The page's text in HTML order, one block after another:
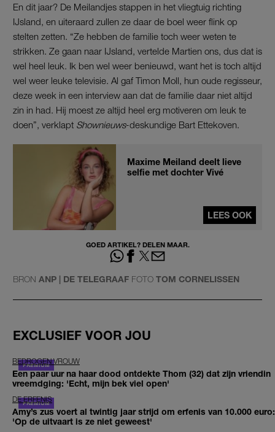
En dit jaar? De Meilandjes stappen in het vliegtuig richting
IJsland, en uiteraard zullen ze daar de boel weer flink op
stelten zetten. “Ze hebben de familie toch weer weten te
strikken. Ze gaan naar IJsland, vertelde Martien ons, dus dat is
wel heel leuk. Ik ben wel weer benieuwd, want het is toch altijd
wel weer leuke televisie. Al gaf Timon Moll, hun oude regisseur,
deze week in een interview aan dat de familie daar niet altijd
zin in had. Hij moest ze altijd heel erg motiveren om leuk te
doen”, verklapt Shownieuws-deskundige Bart Ettekoven.
Maxime Meiland deelt lieve
selfie met dochter Vivé
LEES OOK
GOED ARTIKEL? DELEN MAAR.
BRON ANP | DE TELEGRAAF FOTO TOM CORNELISSEN
EXCLUSIEF VOOR JOU
BEDROGEN VROUW
Een paar uur na haar dood ontdekte Thom (32) dat zijn vriendin
vreemdging: 'Echt, mijn bek viel open'
DE ERFENIS
Amy’s zus voert al twintig jaar strijd om erfenis van 10.000 euro:
'Op de uitvaart is ze niet geweest'